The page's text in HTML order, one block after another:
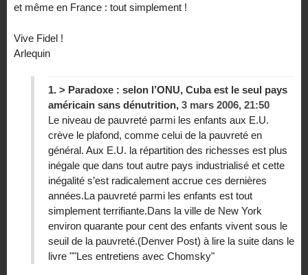
et même en France : tout simplement !
Vive Fidel !
Arlequin
1. > Paradoxe : selon l’ONU, Cuba est le seul pays
américain sans dénutrition, 3 mars 2006, 21:50
Le niveau de pauvreté parmi les enfants aux E.U.
crève le plafond, comme celui de la pauvreté en
général. Aux E.U. la répartition des richesses est plus
inégale que dans tout autre pays industrialisé et cette
inégalité s’est radicalement accrue ces dernières
années.La pauvreté parmi les enfants est tout
simplement terrifiante.Dans la ville de New York
environ quarante pour cent des enfants vivent sous le
seuil de la pauvreté.(Denver Post) à lire la suite dans le
livre ""Les entretiens avec Chomsky"